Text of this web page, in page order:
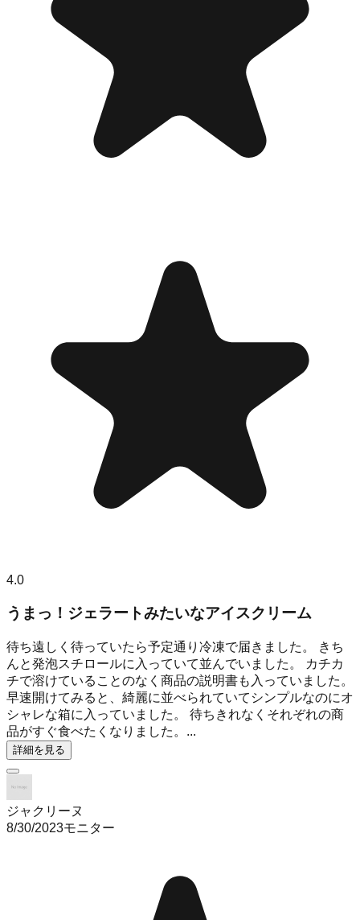
4.0
うまっ！ジェラートみたいなアイスクリーム
待ち遠しく待っていたら予定通り冷凍で届きました。 きち
んと発泡スチロールに入っていて並んでいました。 カチカ
チで溶けていることのなく商品の説明書も入っていました。
早速開けてみると、綺麗に並べられていてシンプルなのにオ
シャレな箱に入っていました。 待ちきれなくそれぞれの商
品がすぐ食べたくなりました。...
詳細を見る
ジャクリーヌ
8/30/2023モニター